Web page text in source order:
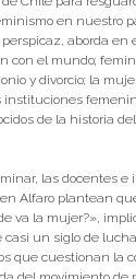
en nuestro
aborda en
con el mundo;
y divorcio; la
de la historia
las docentes e
Alfaro plantean
va la mujer?»,
casi un siglo de
que cuestionan la